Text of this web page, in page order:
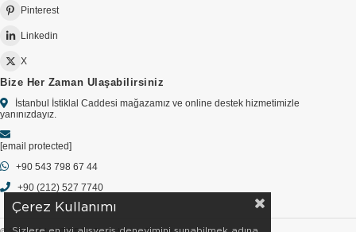
Pinterest
Linkedin
X
Bize Her Zaman Ulaşabilirsiniz
İstanbul İstiklal Caddesi mağazamız ve online destek hizmetimizle
yanınızdayız.
[email protected]
+90 543 798 67 44
+90 (212) 527 7740
Çerez Kullanımı